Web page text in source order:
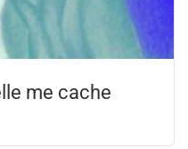
me cache